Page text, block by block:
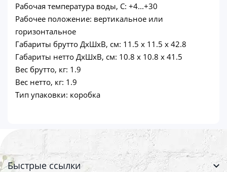
Рабочая температура воды, С: +4...+30
Рабочее положение: вертикальное или
горизонтальное
Габариты брутто ДхШхВ, см: 11.5 x 11.5 x 42.8
Габариты нетто ДхШхВ, см: 10.8 x 10.8 x 41.5
Вес брутто, кг: 1.9
Вес нетто, кг: 1.9
Тип упаковки: коробка
Быстрые ссылки